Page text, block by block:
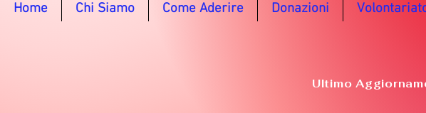
Ultimo
Home Chi Siamo Come Aderire Donazioni